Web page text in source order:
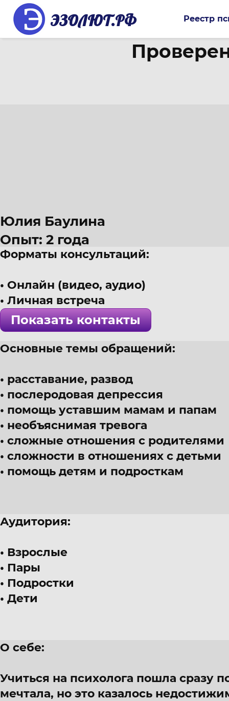
ЭЗОЛЮТ.РФ Реестр
Юлия Баулина
Опыт: 2 года
30 лет
г. Санкт-Петербург
Психолог,
! Специалист проверен >>>
Форматы консультаций:
Онлайн (видео, аудио)
Личная встреча
Показать контакты
Основные темы обращений:
расставание, развод
послеродовая депрессия
помощь уставшим мамам и папам
необъяснимая тревога
сложные отношения с родителями
сложности в отношениях с детьми
помощь детям и подросткам
Аудитория:
Взрослые
Пары
Подростки
Дети
О себе:
Учиться на психолога пошла сразу
мечтала, но это казалось